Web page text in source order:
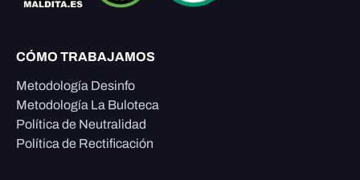
CÓMO TRABAJAMOS
Metodología Desinfo
Metodología La Buloteca
Política de Neutralidad
Política de Rectificación